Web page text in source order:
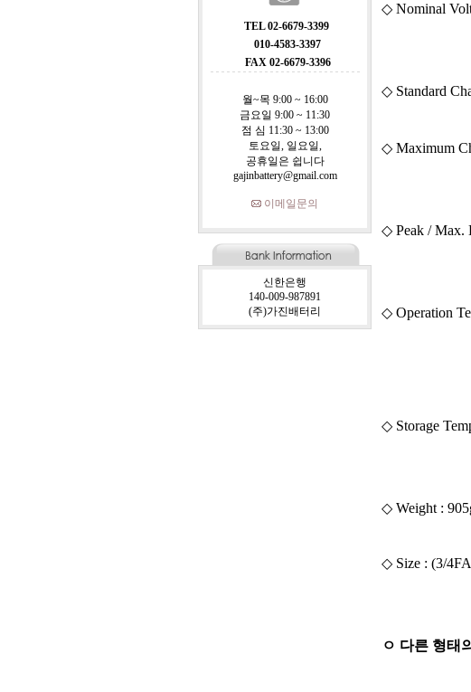
TEL 02-6679-3399
010-4583-3397
FAX 02-6679-3396
월~목 9:00 ~ 16:00
금요일 9:00 ~ 11:30
점 심 11:30 ~ 13:00
토요일, 일요일,
공휴일은 쉽니다
gajinbattery@gmail.com
이메일문의
신한은행
140-009-987891
(주)가진배터리
◇ Nominal
◇ Standard
◇ Maximum
◇ Peak / Max.
◇ Operation
◇ Storage
◇ Weight :
◇ Size : (3/
ㅇ 다른 형태